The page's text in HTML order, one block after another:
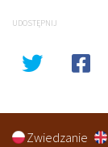
UDOSTĘPNIJ
Zwiedzanie